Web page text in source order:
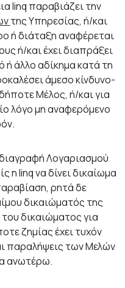
linq παραβιάζει την
της Υπηρεσίας, ή/και
ή διάταξη αναφέρεται
ή/και έχει διαπράξει
ή άλλο αδίκημα κατά τη
άμεσο κίνδυνο-
Μέλος, ή/και για
λόγο μη αναφερόμενο
Λογαριασμού
η linq να δίνει δικαίωμα
ρητά δε
δικαιώματός της
δικαιώματος για
ζημίας έχει τυχόν
παραλήψεις των Μελών
ανωτέρω.